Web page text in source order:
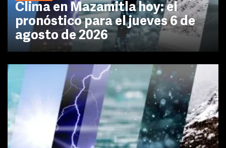
Clima en Mazamitla hoy: el
pronóstico para el jueves 6 de
agosto de 2026